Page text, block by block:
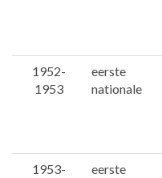
1952-
1953
eerste
nationale
1953-
eerste